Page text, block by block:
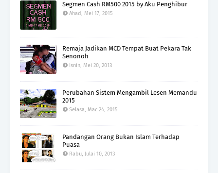
Segmen Cash RM500 2015 by Aku Penghibur
Ahad, Mei 17, 2015
Remaja Jadikan MCD Tempat Buat Pekara Tak
Senonoh
Isnin, Mei 20, 2013
Perubahan Sistem Mengambil Lesen Memandu
2015
Selasa, Mac 24, 2015
Pandangan Orang Bukan Islam Terhadap
Puasa
Rabu, Julai 10, 2013